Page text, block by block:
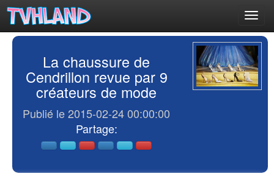
La chaussure de
Cendrillon revue par 9
créateurs de mode
Publié le 2015-02-24 00:00:00
Partage: